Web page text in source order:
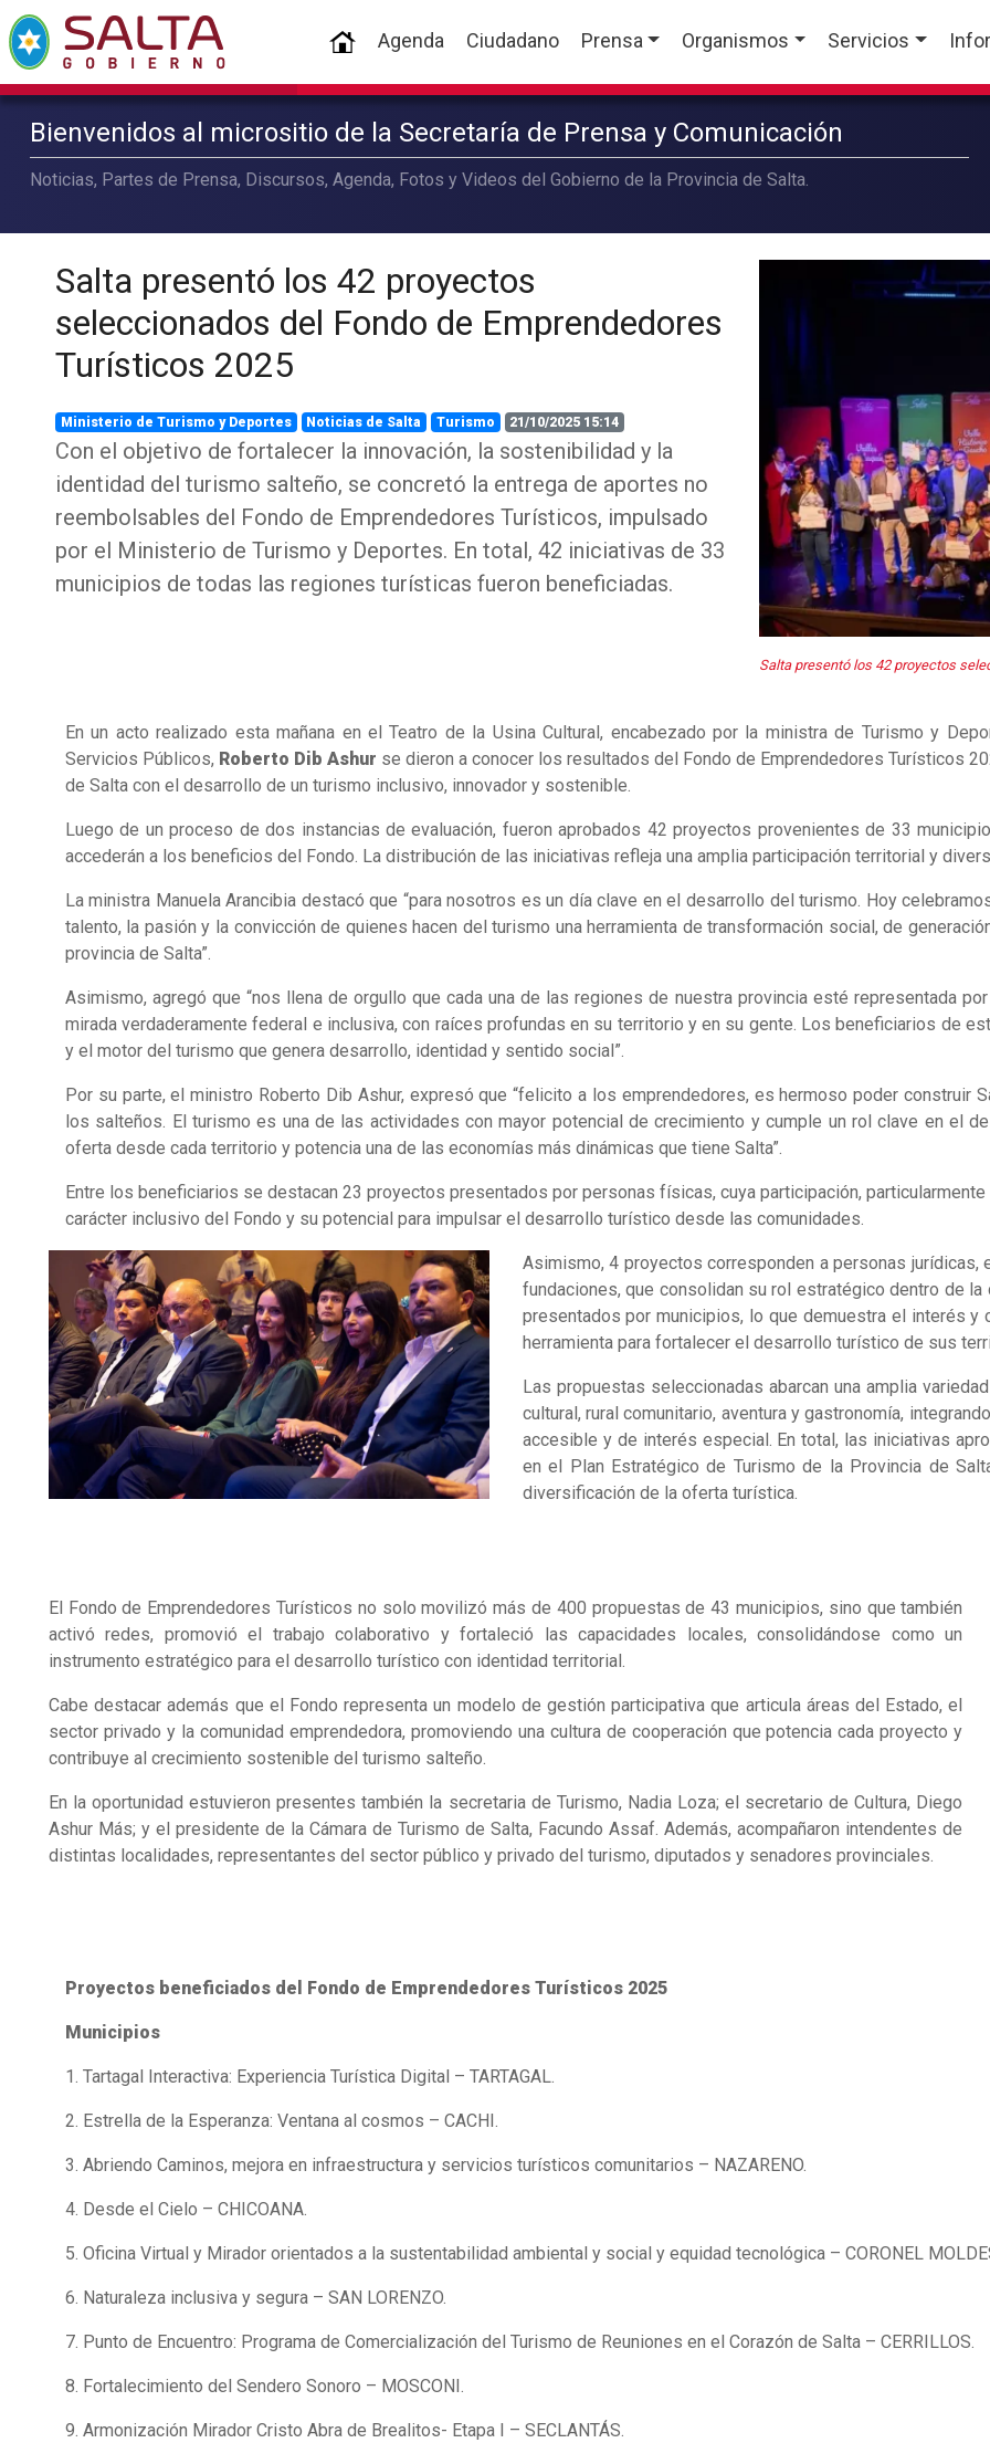
(current)
Agenda Ciudadano Prensa Organismos Servicios
Bienvenidos al micrositio de la Secretaría de Prensa y Comunicación
Noticias, Partes de Prensa, Discursos, Agenda, Fotos y Videos del Gobierno de la Provincia de Salta.
Salta presentó los 42 proyectos
seleccionados del Fondo de Emprendedores
Turísticos 2025
Ministerio de Turismo y Deportes Noticias de Salta Turismo 21/10/2025 15:14
Con el objetivo de fortalecer la innovación, la sostenibilidad y la
identidad del turismo salteño, se concretó la entrega de aportes no
reembolsables del Fondo de Emprendedores Turísticos, impulsado
por el Ministerio de Turismo y Deportes. En total, 42 iniciativas de 33
municipios de todas las regiones turísticas fueron beneficiadas.
Salta presentó los 42 proyectos
En un acto realizado esta mañana en el Teatro de la Usina Cultural, encabezado por la ministra de Turismo y
Servicios Públicos, Roberto Dib Ashur se dieron a conocer los resultados del Fondo de Emprendedores Turísticos
de Salta con el desarrollo de un turismo inclusivo, innovador y sostenible.
Luego de un proceso de dos instancias de evaluación, fueron aprobados 42 proyectos provenientes de 33
accederán a los beneficios del Fondo. La distribución de las iniciativas refleja una amplia participación territorial y
La ministra Manuela Arancibia destacó que “para nosotros es un día clave en el desarrollo del turismo. Hoy
talento, la pasión y la convicción de quienes hacen del turismo una herramienta de transformación social, de
provincia de Salta”.
Asimismo, agregó que “nos llena de orgullo que cada una de las regiones de nuestra provincia esté representada
mirada verdaderamente federal e inclusiva, con raíces profundas en su territorio y en su gente. Los beneficiarios de
y el motor del turismo que genera desarrollo, identidad y sentido social”.
Por su parte, el ministro Roberto Dib Ashur, expresó que “felicito a los emprendedores, es hermoso poder construir
los salteños. El turismo es una de las actividades con mayor potencial de crecimiento y cumple un rol clave en el
oferta desde cada territorio y potencia una de las economías más dinámicas que tiene Salta”.
Entre los beneficiarios se destacan 23 proyectos presentados por personas físicas, cuya participación,
carácter inclusivo del Fondo y su potencial para impulsar el desarrollo turístico desde las comunidades.
Asimismo, 4 proyectos corresponden a personas
fundaciones, que consolidan su rol estratégico dentro de
presentados por municipios, lo que demuestra el interés
herramienta para fortalecer el desarrollo turístico de sus
Las propuestas seleccionadas abarcan una amplia
cultural, rural comunitario, aventura y gastronomía,
accesible y de interés especial. En total, las iniciativas
en el Plan Estratégico de Turismo de la Provincia de
diversificación de la oferta turística.
El Fondo de Emprendedores Turísticos no solo movilizó más de 400 propuestas de 43 municipios, sino que también
activó redes, promovió el trabajo colaborativo y fortaleció las capacidades locales, consolidándose como un
instrumento estratégico para el desarrollo turístico con identidad territorial.
Cabe destacar además que el Fondo representa un modelo de gestión participativa que articula áreas del Estado, el
sector privado y la comunidad emprendedora, promoviendo una cultura de cooperación que potencia cada proyecto y
contribuye al crecimiento sostenible del turismo salteño.
En la oportunidad estuvieron presentes también la secretaria de Turismo, Nadia Loza; el secretario de Cultura, Diego
Ashur Más; y el presidente de la Cámara de Turismo de Salta, Facundo Assaf. Además, acompañaron intendentes de
distintas localidades, representantes del sector público y privado del turismo, diputados y senadores provinciales.
Proyectos beneficiados del Fondo de Emprendedores Turísticos 2025
Municipios
1. Tartagal Interactiva: Experiencia Turística Digital – TARTAGAL.
2. Estrella de la Esperanza: Ventana al cosmos – CACHI.
3. Abriendo Caminos, mejora en infraestructura y servicios turísticos comunitarios – NAZARENO.
4. Desde el Cielo – CHICOANA.
5. Oficina Virtual y Mirador orientados a la sustentabilidad ambiental y social y equidad tecnológica – CORONEL
6. Naturaleza inclusiva y segura – SAN LORENZO.
7. Punto de Encuentro: Programa de Comercialización del Turismo de Reuniones en el Corazón de Salta – CERRILLOS.
8. Fortalecimiento del Sendero Sonoro – MOSCONI.
9. Armonización Mirador Cristo Abra de Brealitos- Etapa I – SECLANTÁS.